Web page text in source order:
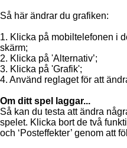
Så här ändrar du grafiken:
1. Klicka på mobiltelefonen i
skärm;
2. Klicka på 'Alternativ’;
3. Klicka på 'Grafik';
4. Använd reglaget för att
Om ditt spel laggar...
Så kan du testa att ändra
spelet. Klicka bort de två
och ‘Posteffekter’ genom att